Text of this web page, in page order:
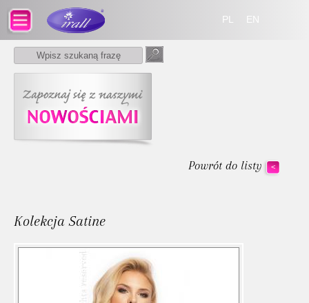
PL EN
Kolekcja Satine
Powrót do listy <